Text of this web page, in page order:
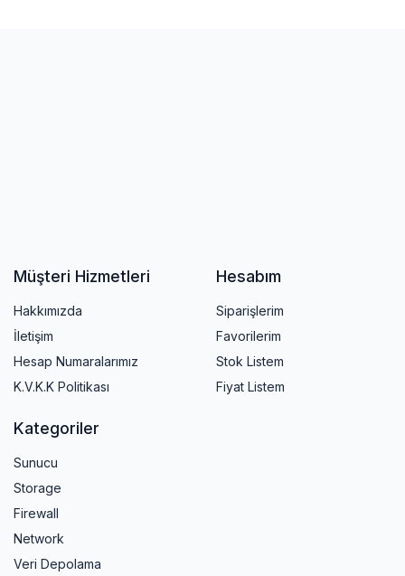
Müşteri Hizmetleri
Hakkımızda
İletişim
Hesap Numaralarımız
K.V.K.K Politikası
Hesabım
Siparişlerim
Favorilerim
Stok Listem
Fiyat Listem
Kategoriler
Sunucu
Storage
Firewall
Network
Veri Depolama